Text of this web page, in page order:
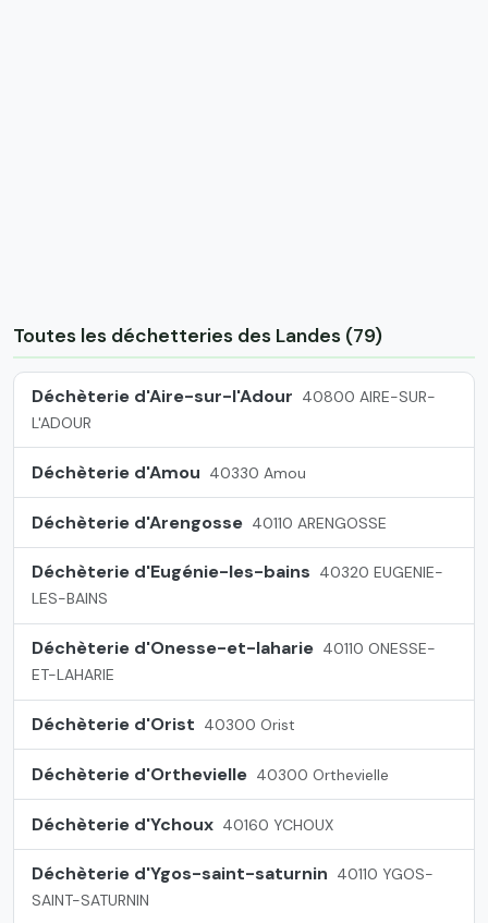
Toutes les déchetteries des Landes (79)
Déchèterie d'Aire-sur-l'Adour 40800 AIRE-SUR-
L'ADOUR
Déchèterie d'Amou 40330 Amou
Déchèterie d'Arengosse 40110 ARENGOSSE
Déchèterie d'Eugénie-les-bains 40320 EUGENIE-
LES-BAINS
Déchèterie d'Onesse-et-laharie 40110 ONESSE-
ET-LAHARIE
Déchèterie d'Orist 40300 Orist
Déchèterie d'Orthevielle 40300 Orthevielle
Déchèterie d'Ychoux 40160 YCHOUX
Déchèterie d'Ygos-saint-saturnin 40110 YGOS-
SAINT-SATURNIN